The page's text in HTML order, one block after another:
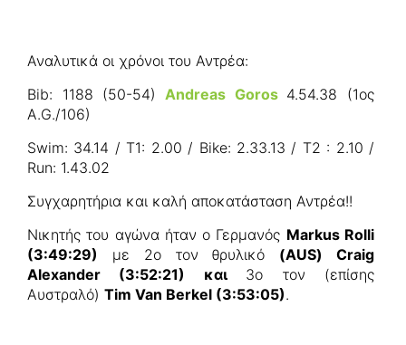
Αναλυτικά οι χρόνοι του Αντρέα:
Bib: 1188 (50-54)
Andreas Goros 4.54.38 (1ος
A.G./106)
Swim: 34.14 / T1: 2.00 / Bike: 2.33.13 / T2 : 2.10 /
Run: 1.43.02
Συγχαρητήρια και καλή αποκατάσταση Αντρέα!!
Νικητής του αγώνα ήταν ο Γερμανός Markus Rolli
(3:49:29) με 2ο τον θρυλικό (AUS) Craig
Alexander (3:52:21) και 3ο τον (επίσης
Αυστραλό) Tim Van Berkel (3:53:05).